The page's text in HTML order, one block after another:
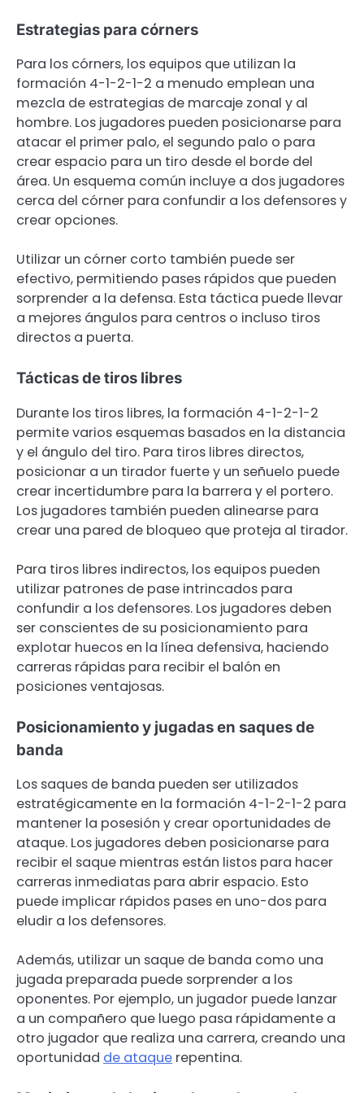
Estrategias para córners
Para los córners, los equipos que utilizan la
formación 4-1-2-1-2 a menudo emplean una
mezcla de estrategias de marcaje zonal y al
hombre. Los jugadores pueden posicionarse para
atacar el primer palo, el segundo palo o para
crear espacio para un tiro desde el borde del
área. Un esquema común incluye a dos jugadores
cerca del córner para confundir a los defensores y
crear opciones.
Utilizar un córner corto también puede ser
efectivo, permitiendo pases rápidos que pueden
sorprender a la defensa. Esta táctica puede llevar
a mejores ángulos para centros o incluso tiros
directos a puerta.
Tácticas de tiros libres
Durante los tiros libres, la formación 4-1-2-1-2
permite varios esquemas basados en la distancia
y el ángulo del tiro. Para tiros libres directos,
posicionar a un tirador fuerte y un señuelo puede
crear incertidumbre para la barrera y el portero.
Los jugadores también pueden alinearse para
crear una pared de bloqueo que proteja al tirador.
Para tiros libres indirectos, los equipos pueden
utilizar patrones de pase intrincados para
confundir a los defensores. Los jugadores deben
ser conscientes de su posicionamiento para
explotar huecos en la línea defensiva, haciendo
carreras rápidas para recibir el balón en
posiciones ventajosas.
Posicionamiento y jugadas en saques de
banda
Los saques de banda pueden ser utilizados
estratégicamente en la formación 4-1-2-1-2 para
mantener la posesión y crear oportunidades de
ataque. Los jugadores deben posicionarse para
recibir el saque mientras están listos para hacer
carreras inmediatas para abrir espacio. Esto
puede implicar rápidos pases en uno-dos para
eludir a los defensores.
Además, utilizar un saque de banda como una
jugada preparada puede sorprender a los
oponentes. Por ejemplo, un jugador puede lanzar
a un compañero que luego pasa rápidamente a
otro jugador que realiza una carrera, creando una
oportunidad de ataque repentina.